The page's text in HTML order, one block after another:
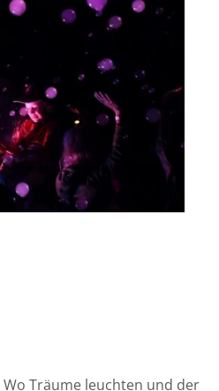
Träume leuchten und der